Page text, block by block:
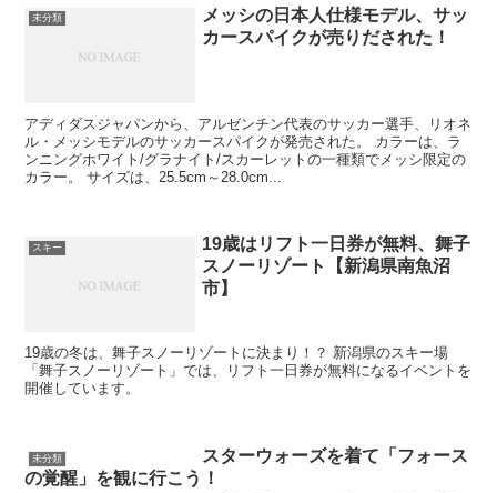
未分類
メッシの日本人仕様モデル、サッ
カースパイクが売りだされた！
アディダスジャパンから、アルゼンチン代表のサッカー選手、リオネ
ル・メッシモデルのサッカースパイクが発売された。 カラーは、ラ
ンニングホワイト/グラナイト/スカーレットの一種類でメッシ限定の
カラー。 サイズは、25.5cm～28.0cm...
スキー
19歳はリフト一日券が無料、舞子
スノーリゾート【新潟県南魚沼
市】
19歳の冬は、舞子スノーリゾートに決まり！？ 新潟県のスキー場
「舞子スノーリゾート」では、リフト一日券が無料になるイベントを
開催しています。
未分類
スターウォーズを着て「フォース
の覚醒」を観に行こう！